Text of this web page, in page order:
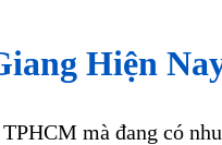
Hiện
mà đang có nhu